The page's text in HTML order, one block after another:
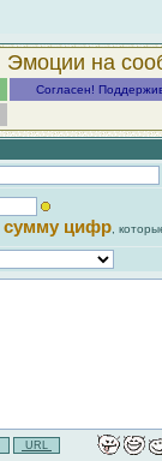
Эмоции на
Согласен!
сумму цифр ,